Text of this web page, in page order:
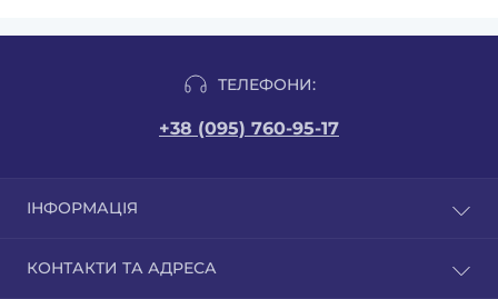
ТЕЛЕФОНИ:
+38 (095) 760-95-17
ІНФОРМАЦІЯ
Доставка і оплата
КОНТАКТИ ТА АДРЕСА